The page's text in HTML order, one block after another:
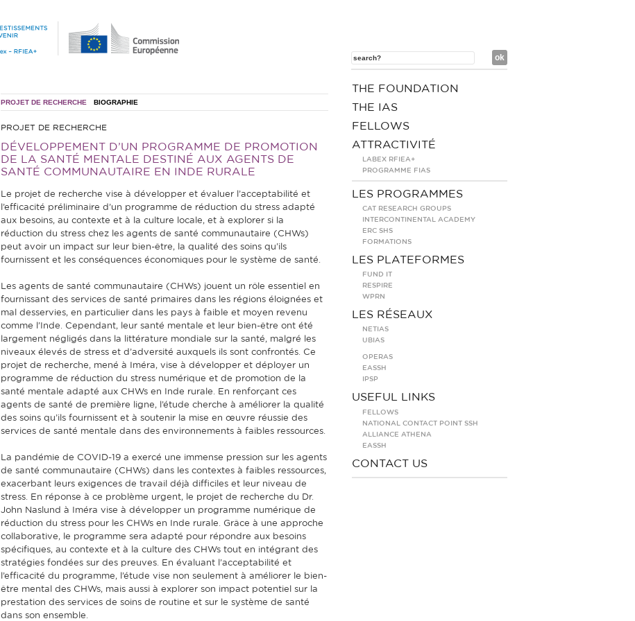
PROJET DE RECHERCHE BIOGRAPHIE
PROJET DE RECHERCHE
DÉVELOPPEMENT D’UN PROGRAMME DE PROMOTION
DE LA SANTÉ MENTALE DESTINÉ AUX AGENTS DE
SANTÉ COMMUNAUTAIRE EN INDE RURALE
Le projet de recherche vise à développer et évaluer l’acceptabilité et
l’efficacité préliminaire d’un programme de réduction du stress adapté
aux besoins, au contexte et à la culture locale, et à explorer si la
réduction du stress chez les agents de santé communautaire (CHWs)
peut avoir un impact sur leur bien-être, la qualité des soins qu’ils
fournissent et les conséquences économiques pour le système de santé.
Les agents de santé communautaire (CHWs) jouent un rôle essentiel en
fournissant des services de santé primaires dans les régions éloignées et
mal desservies, en particulier dans les pays à faible et moyen revenu
comme l’Inde. Cependant, leur santé mentale et leur bien-être ont été
largement négligés dans la littérature mondiale sur la santé, malgré les
niveaux élevés de stress et d’adversité auxquels ils sont confrontés. Ce
projet de recherche, mené à Iméra, vise à développer et déployer un
programme de réduction du stress numérique et de promotion de la
santé mentale adapté aux CHWs en Inde rurale. En renforçant ces
agents de santé de première ligne, l’étude cherche à améliorer la qualité
des soins qu’ils fournissent et à soutenir la mise en œuvre réussie des
services de santé mentale dans des environnements à faibles ressources.
La pandémie de COVID-19 a exercé une immense pression sur les agents
de santé communautaire (CHWs) dans les contextes à faibles ressources,
exacerbant leurs exigences de travail déjà difficiles et leur niveau de
stress. En réponse à ce problème urgent, le projet de recherche du Dr.
John Naslund à Iméra vise à développer un programme numérique de
réduction du stress pour les CHWs en Inde rurale. Grâce à une approche
collaborative, le programme sera adapté pour répondre aux besoins
spécifiques, au contexte et à la culture des CHWs tout en intégrant des
stratégies fondées sur des preuves. En évaluant l’acceptabilité et
l’efficacité du programme, l’étude vise non seulement à améliorer le bien-
être mental des CHWs, mais aussi à explorer son impact potentiel sur la
prestation des services de soins de routine et sur le système de santé
dans son ensemble.
THE FOUNDATION
THE IAS
FELLOWS
ATTRACTIVITÉ
LABEX RFIEA+
PROGRAMME FIAS
LES PROGRAMMES
CAT RESEARCH GROUPS
INTERCONTINENTAL ACADEMY
ERC SHS
FORMATIONS
LES PLATEFORMES
FUND IT
RESPIRE
WPRN
LES RÉSEAUX
NETIAS
UBIAS
OPERAS
EASSH
IPSP
USEFUL LINKS
FELLOWS
NATIONAL CONTACT POINT SSH
ALLIANCE ATHENA
EASSH
CONTACT US